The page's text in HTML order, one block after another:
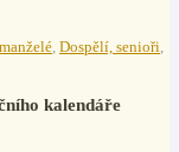
, Dospělí, senioři,
kalendáře